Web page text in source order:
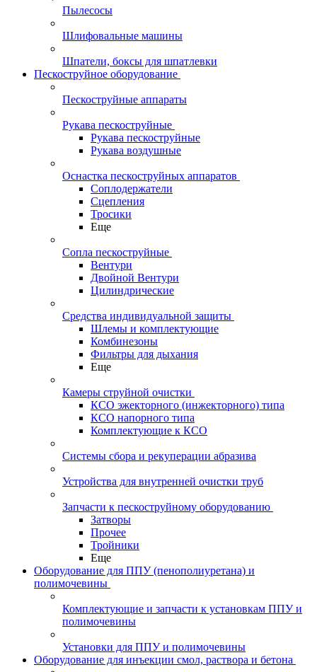
Пылесосы
Шлифовальные машины
Шпатели, боксы для шпатлевки
Пескоструйное оборудование
Пескоструйные аппараты
Рукава пескоструйные
Рукава пескоструйные
Рукава воздушные
Оснастка пескоструйных аппаратов
Соплодержатели
Сцепления
Тросики
Еще
Сопла пескоструйные
Вентури
Двойной Вентури
Цилиндрические
Средства индивидуальной защиты
Шлемы и комплектующие
Комбинезоны
Фильтры для дыхания
Еще
Камеры струйной очистки
КСО эжекторного (инжекторного) типа
КСО напорного типа
Комплектующие к КСО
Системы сбора и рекуперации абразива
Устройства для внутренней очистки труб
Запчасти к пескоструйному оборудованию
Затворы
Прочее
Тройники
Еще
Оборудование для ППУ (пенополиуретана) и
полимочевины
Комплектующие и запчасти к установкам ППУ и
полимочевины
Установки для ППУ и полимочевины
Оборудование для инъекции смол, раствора и бетона